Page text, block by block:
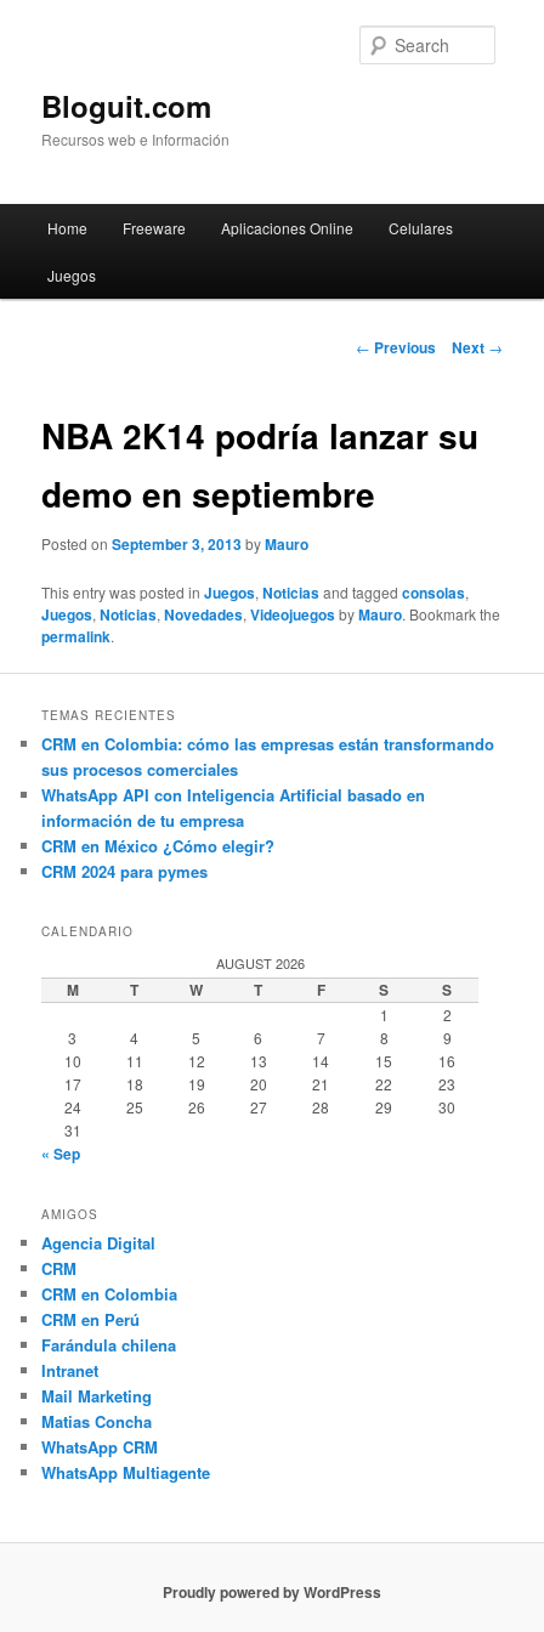
Bloguit.com
Recursos web e Información
Skip
to
Home Freeware Aplicaciones Online Celulares
Juegos
Post
← Previous Next →
NBA 2K14 podría lanzar su
demo en septiembre
Posted onSeptember 3, 2013byMauro
This entry was posted inJuegos,Noticiasand taggedconsolas,
Juegos,Noticias,Novedades,VideojuegosbyMauro. Bookmark the
permalink.
TEMAS RECIENTES
CRM en Colombia: cómo las empresas están transformando
sus procesos comerciales
WhatsApp API con Inteligencia Artificial basado en
información de tu empresa
CRM en México ¿Cómo elegir?
CRM 2024 para pymes
CALENDARIO
AUGUST 2026
M T W T F S S
1
2
3
4 5 6 7 8
9
10
11 12 13 14 15
16
17
18 19 20 21 22
23
24
25 26 27 28 29
30
31
« Sep
AMIGOS
Agencia Digital
CRM
CRM en Colombia
CRM en Perú
Farándula chilena
Intranet
Mail Marketing
Matias Concha
WhatsApp CRM
WhatsApp Multiagente
Proudly powered by WordPress